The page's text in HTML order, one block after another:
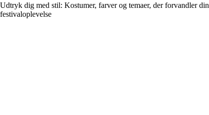
Udtryk dig med stil: Kostumer, farver og temaer, der forvandler din
festivaloplevelse